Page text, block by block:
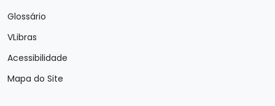
Glossário
VLibras
Acessibilidade
Mapa do Site